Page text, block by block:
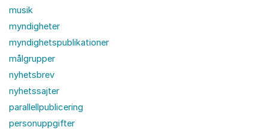
musik
myndigheter
myndighetspublikationer
målgrupper
nyhetsbrev
nyhetssajter
parallellpublicering
personuppgifter